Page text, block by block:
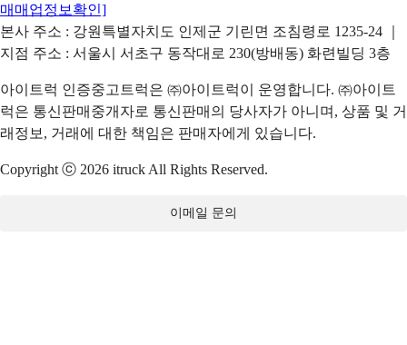
매매업정보확인]
본사 주소 : 강원특별자치도 인제군 기린면 조침령로 1235-24 ｜
지점 주소 : 서울시 서초구 동작대로 230(방배동) 화련빌딩 3층
아이트럭 인증중고트럭은 ㈜아이트럭이 운영합니다. ㈜아이트
럭은 통신판매중개자로 통신판매의 당사자가 아니며, 상품 및 거
래정보, 거래에 대한 책임은 판매자에게 있습니다.
Copyright ⓒ 2026 itruck All Rights Reserved.
이메일 문의